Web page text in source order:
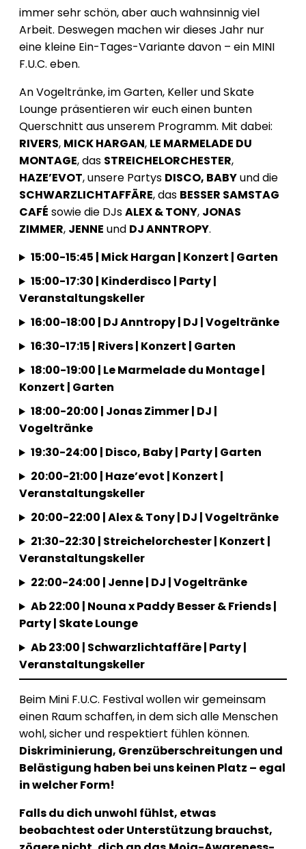
immer sehr schön, aber auch wahnsinnig viel
Arbeit. Deswegen machen wir dieses Jahr nur
eine kleine Ein-Tages-Variante davon – ein MINI
F.U.C. eben.
An Vogeltränke, im Garten, Keller und Skate
Lounge präsentieren wir euch einen bunten
Querschnitt aus unserem Programm. Mit dabei:
RIVERS, MICK HARGAN, LE MARMELADE DU
MONTAGE, das STREICHELORCHESTER,
HAZE’EVOT, unsere Partys DISCO, BABYund die
SCHWARZLICHTAFFÄRE, das BESSER SAMSTAG
CAFÉ sowie die DJsALEX & TONY, JONAS
ZIMMER, JENNE und DJ ANNTROPY.
15:00-15:45 | Mick Hargan | Konzert | Garten
15:00-17:30 | Kinderdisco | Party |
Veranstaltungskeller
16:00-18:00 | DJ Anntropy | DJ | Vogeltränke
16:30-17:15 | Rivers | Konzert | Garten
18:00-19:00 | Le Marmelade du Montage |
Konzert | Garten
18:00-20:00 | Jonas Zimmer | DJ |
Vogeltränke
19:30-24:00 | Disco, Baby | Party | Garten
20:00-21:00 | Haze’evot | Konzert |
Veranstaltungskeller
20:00-22:00 | Alex & Tony | DJ | Vogeltränke
21:30-22:30 | Streichelorchester | Konzert |
Veranstaltungskeller
22:00-24:00 | Jenne | DJ | Vogeltränke
Ab 22:00 | Nouna x Paddy Besser & Friends |
Party | Skate Lounge
Ab 23:00 | Schwarzlichtaffäre | Party |
Veranstaltungskeller
Beim Mini F.U.C. Festival wollen wir gemeinsam
einen Raum schaffen, in dem sich alle Menschen
wohl, sicher und respektiert fühlen können.
Diskriminierung, Grenzüberschreitungen und
Belästigung haben bei uns keinen Platz – egal
in welcher Form!
Falls du dich unwohl fühlst, etwas
beobachtest oder Unterstützung brauchst,